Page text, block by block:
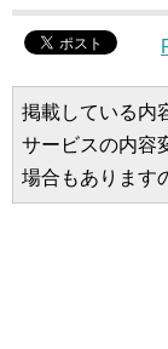
掲載している内
サービスの内容
場合もあります